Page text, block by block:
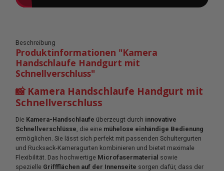
Beschreibung
Produktinformationen "Kamera
Handschlaufe Handgurt mit
Schnellverschluss"
📸 Kamera Handschlaufe Handgurt mit
Schnellverschluss
Die Kamera-Handschlaufe überzeugt durch innovative
Schnellverschlüsse , die eine mühelose einhändige Bedienung
ermöglichen. Sie lässt sich perfekt mit passenden Schultergurten
und Rucksack‑Kameragurten kombinieren und bietet maximale
Flexibilität. Das hochwertige Microfasermaterial sowie
spezielle Griffflächen auf der Innenseite sorgen dafür, dass der